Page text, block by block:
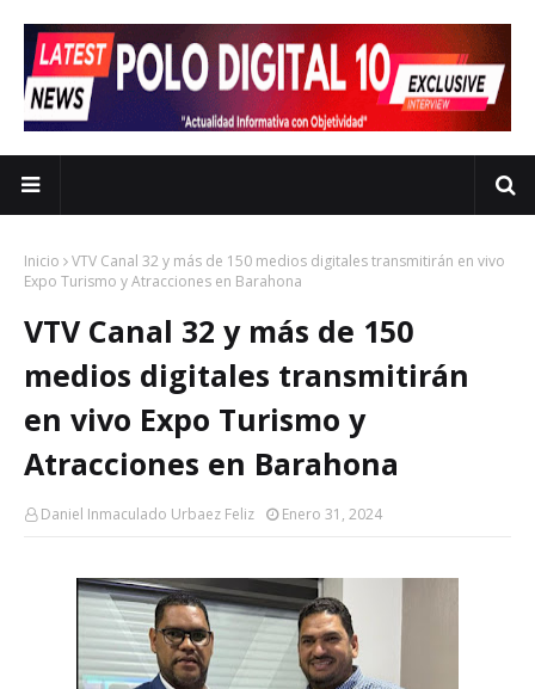
Inicio
VTV Canal 32 y más de 150 medios digitales transmitirán en vivo
Expo Turismo y Atracciones en Barahona
VTV Canal 32 y más de 150
medios digitales transmitirán
en vivo Expo Turismo y
Atracciones en Barahona
Daniel Inmaculado Urbaez Feliz Enero 31, 2024